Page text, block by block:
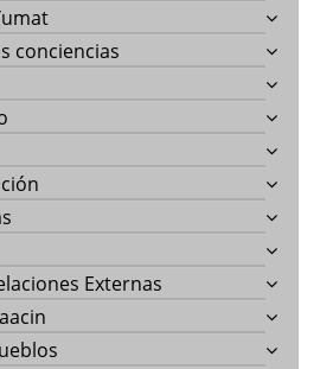
conciencias
Externas